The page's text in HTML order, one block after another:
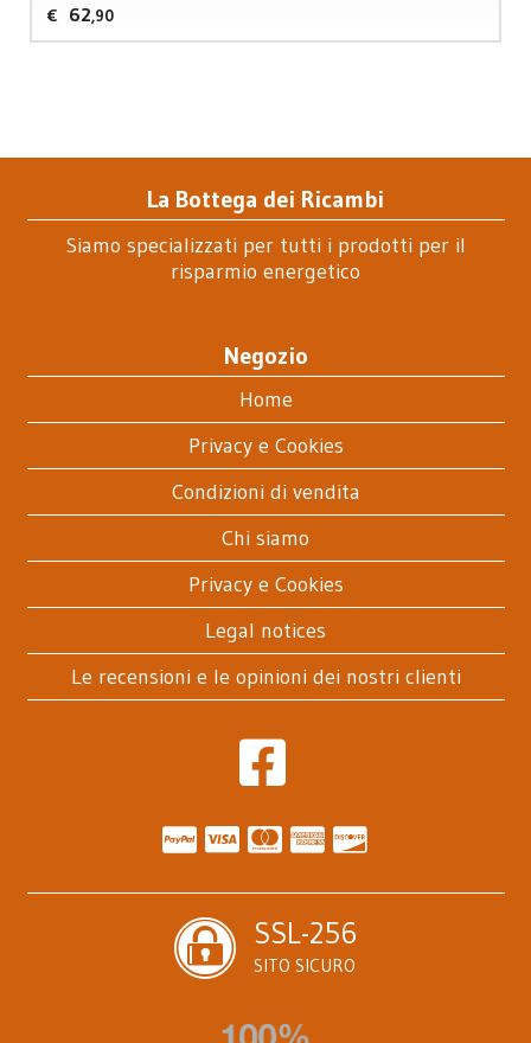
€ 62,90
La Bottega dei Ricambi
Siamo specializzati per tutti i prodotti per il
risparmio energetico
Negozio
Home
Privacy e Cookies
Condizioni di vendita
Chi siamo
Privacy e Cookies
Legal notices
Le recensioni e le opinioni dei nostri clienti
SSL-256
SITO SICURO